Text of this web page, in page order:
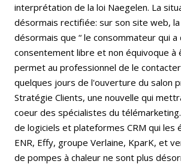
interprétation de la loi Naegelen. La
désormais rectifiée: sur son site web, la
désormais que “ le consommateur qui a
consentement libre et non équivoque à
permet au professionnel de le
quelques jours de l'ouverture du salon
Stratégie Clients, une nouvelle qui
coeur des spécialistes du
de logiciels et plateformes CRM qui les
ENR, Effy, groupe Verlaine, KparK, et
de pompes à chaleur ne sont plus